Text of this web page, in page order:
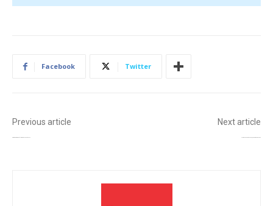
Facebook Twitter
Previous article Next article